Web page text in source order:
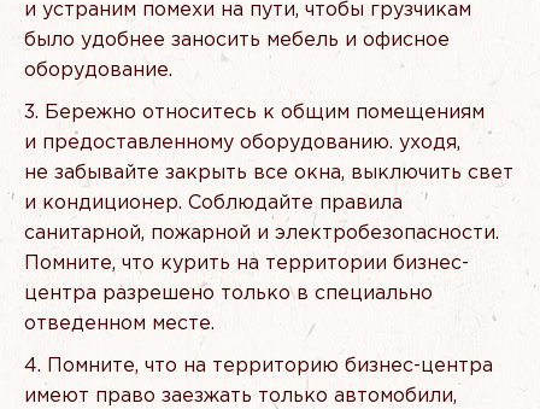
и устраним помехи на пути, чтобы грузчикам
было удобнее заносить мебель и офисное
оборудование.
Бережно относитесь к общим помещениям
и предоставленному оборудованию. уходя,
не забывайте закрыть все окна, выключить свет
и кондиционер. Соблюдайте правила
санитарной, пожарной и электробезопасности.
Помните, что курить на территории бизнес-
центра разрешено только в специально
отведенном месте.
Помните, что на территорию бизнес-центра
имеют право заезжать только автомобили,